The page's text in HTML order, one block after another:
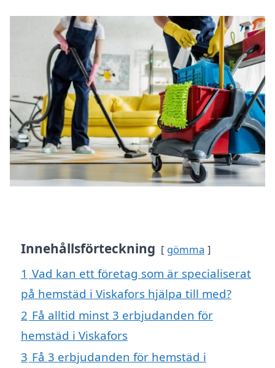
Innehållsförteckning gömma
1 Vad kan ett företag som är specialiserat
på hemstäd i Viskafors hjälpa till med?
2 Få alltid minst 3 erbjudanden för
hemstäd i Viskafors
3 Få 3 erbjudanden för hemstäd i